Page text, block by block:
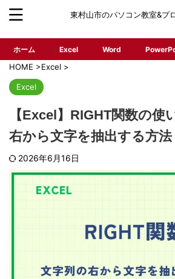
東村山市のパソコン教室&プ
ホーム Excel Word
HOME >Excel >
Excel
【Excel】RIGHT関数の使
右から文字を抽出する方法
2026年6月16日